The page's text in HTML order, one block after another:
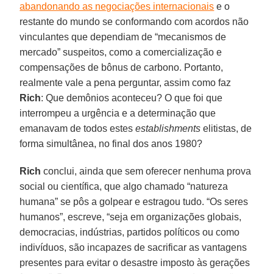
abandonando as negociações internacionais e o
restante do mundo se conformando com acordos não
vinculantes que dependiam de “mecanismos de
mercado” suspeitos, como a comercialização e
compensações de bônus de carbono. Portanto,
realmente vale a pena perguntar, assim como faz
Rich: Que demônios aconteceu? O que foi que
interrompeu a urgência e a determinação que
emanavam de todos estesestablishments elitistas, de
forma simultânea, no final dos anos 1980?
Rich conclui, ainda que sem oferecer nenhuma prova
social ou científica, que algo chamado “natureza
humana” se pôs a golpear e estragou tudo. “Os seres
humanos”, escreve, “seja em organizações globais,
democracias, indústrias, partidos políticos ou como
indivíduos, são incapazes de sacrificar as vantagens
presentes para evitar o desastre imposto às gerações